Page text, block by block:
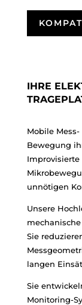
IHRE
Mobile
Bewegung
unnötigen
Unsere
Sie
langen
Sie
Monitoring-